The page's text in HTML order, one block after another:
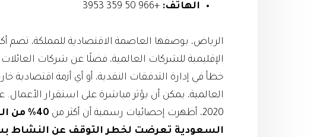
الهاتف: +966 50 359 3953
الرياض، بوصفها العاصمة الاقتصادية للمملكة، تضم
الإقليمية للشركات العالمية، فضلًا عن شركات
خطأ في إدارة التدفقات النقدية، أو أي أزمة اقتصادية
العالمية، يمكن أن يؤثر مباشرة على استقرار الأعمال.
2020، أظهرت إحصائيات رسمية أن أكثر من
40%
السعودية تعرضت لخطر التوقف عن النشاط